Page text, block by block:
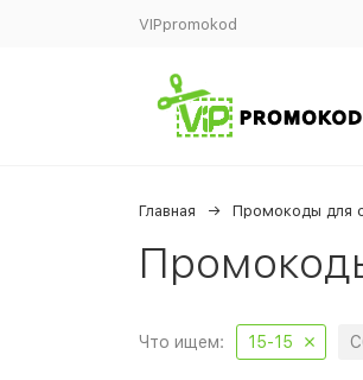
VIPpromokod
Главная Промокоды для
Что ищем: 15-15